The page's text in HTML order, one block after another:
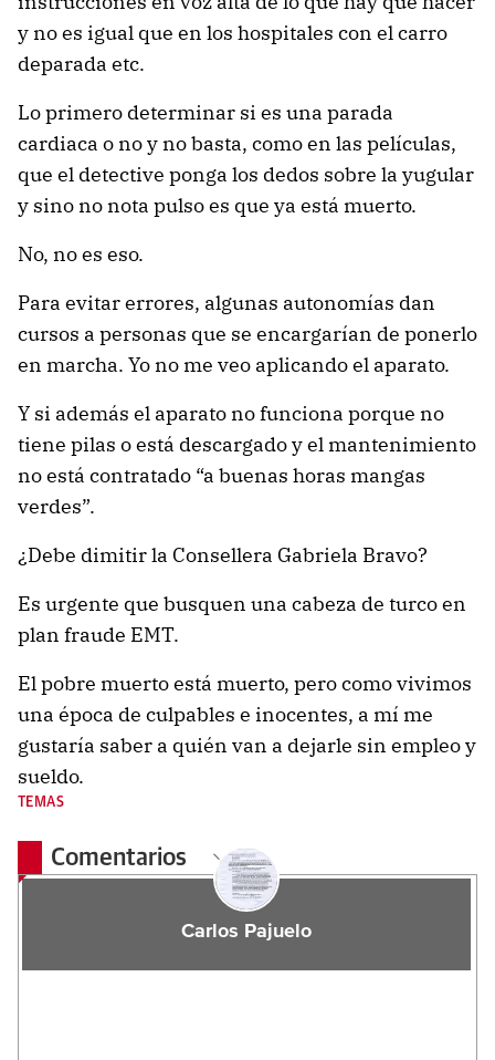
y no es igual que en los hospitales con el carro
deparada etc.
Lo primero determinar si es una parada
cardiaca o no y no basta, como en las películas,
que el detective ponga los dedos sobre la yugular
y sino no nota pulso es que ya está muerto.
No, no es eso.
Para evitar errores, algunas autonomías dan
cursos a personas que se encargarían de ponerlo
en marcha. Yo no me veo aplicando el aparato.
Y si además el aparato no funciona porque no
tiene pilas o está descargado y el mantenimiento
no está contratado “a buenas horas mangas
verdes”.
¿Debe dimitir la Consellera Gabriela Bravo?
Es urgente que busquen una cabeza de turco en
plan fraude EMT.
El pobre muerto está muerto, pero como vivimos
una época de culpables e inocentes, a mí me
gustaría saber a quién van a dejarle sin empleo y
sueldo.
TEMAS
Comentarios
Carlos Pajuelo